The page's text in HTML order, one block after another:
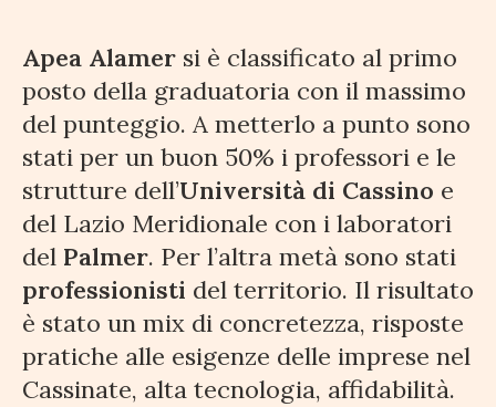
Apea Alamer si è classificato al primo
posto della graduatoria con il massimo
del punteggio. A metterlo a punto sono
stati per un buon 50% i professori e le
strutture dell’Università di Cassino e
del Lazio Meridionale con i laboratori
del Palmer. Per l’altra metà sono stati
professionisti del territorio. Il risultato
è stato un mix di concretezza, risposte
pratiche alle esigenze delle imprese nel
Cassinate, alta tecnologia, affidabilità.